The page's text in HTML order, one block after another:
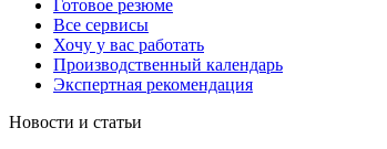
Готовое резюме
Все сервисы
Хочу у вас работать
Производственный календарь
Экспертная рекомендация
Новости и статьи